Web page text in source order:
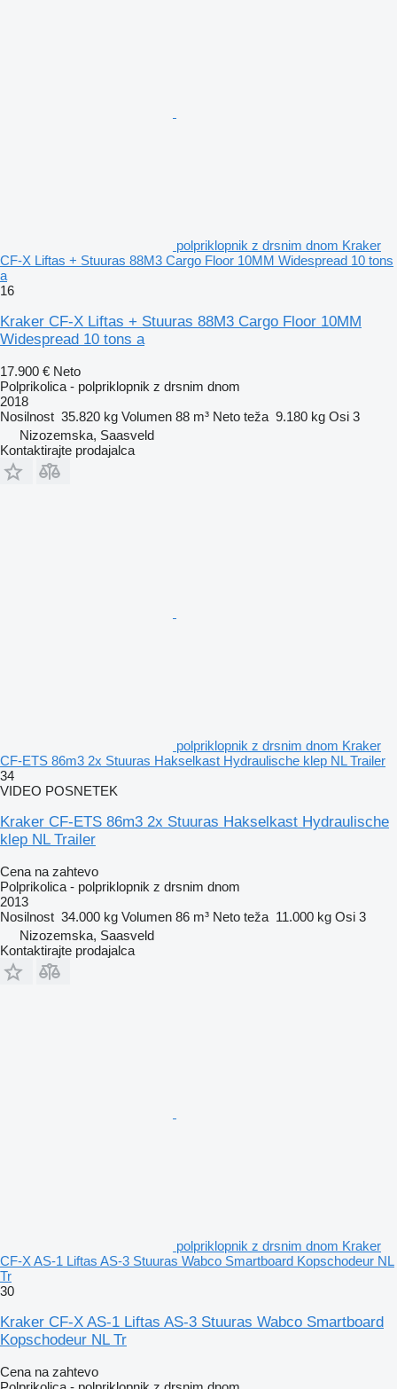
polpriklopnik z drsnim dnom Kraker
CF-X Liftas + Stuuras 88M3 Cargo Floor 10MM Widespread 10 tons
a
16
Kraker CF-X Liftas + Stuuras 88M3 Cargo Floor 10MM
Widespread 10 tons a
17.900 € Neto
Polprikolica - polpriklopnik z drsnim dnom
2018
Nosilnost 35.820 kg Volumen 88 m³ Neto teža 9.180 kg Osi 3
Nizozemska, Saasveld
Kontaktirajte prodajalca
polpriklopnik z drsnim dnom Kraker
CF-ETS 86m3 2x Stuuras Hakselkast Hydraulische klep NL Trailer
34
VIDEO POSNETEK
Kraker CF-ETS 86m3 2x Stuuras Hakselkast Hydraulische
klep NL Trailer
Cena na zahtevo
Polprikolica - polpriklopnik z drsnim dnom
2013
Nosilnost 34.000 kg Volumen 86 m³ Neto teža 11.000 kg Osi 3
Nizozemska, Saasveld
Kontaktirajte prodajalca
polpriklopnik z drsnim dnom Kraker
CF-X AS-1 Liftas AS-3 Stuuras Wabco Smartboard Kopschodeur NL
Tr
30
Kraker CF-X AS-1 Liftas AS-3 Stuuras Wabco Smartboard
Kopschodeur NL Tr
Cena na zahtevo